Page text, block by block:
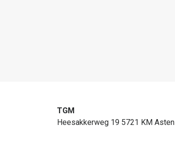
TGM
Heesakkerweg 19 5721 KM Asten